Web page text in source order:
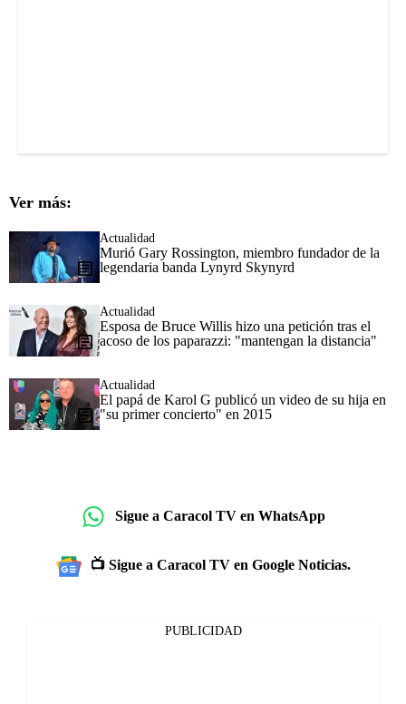
Ver más:
Actualidad
Murió Gary Rossington, miembro fundador de la
legendaria banda Lynyrd Skynyrd
Actualidad
Esposa de Bruce Willis hizo una petición tras el
acoso de los paparazzi: "mantengan la distancia"
Actualidad
El papá de Karol G publicó un video de su hija en
"su primer concierto" en 2015
Sigue a Caracol TV en WhatsApp
📺 Sigue a Caracol TV en Google Noticias.
PUBLICIDAD